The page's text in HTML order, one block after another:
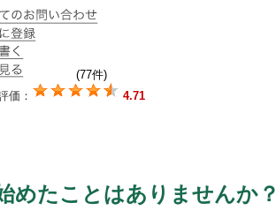
(77件)
価：
4.71
めたことはありませんか？